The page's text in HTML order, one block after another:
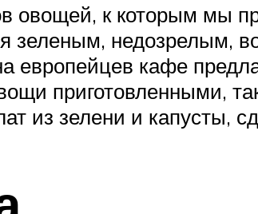
овощей, к которым мы
зеленым, недозрелым,
европейцев кафе
приготовленными,
из зелени и капусты,